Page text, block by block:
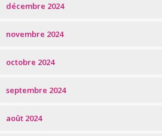
décembre 2024
novembre 2024
octobre 2024
septembre 2024
août 2024